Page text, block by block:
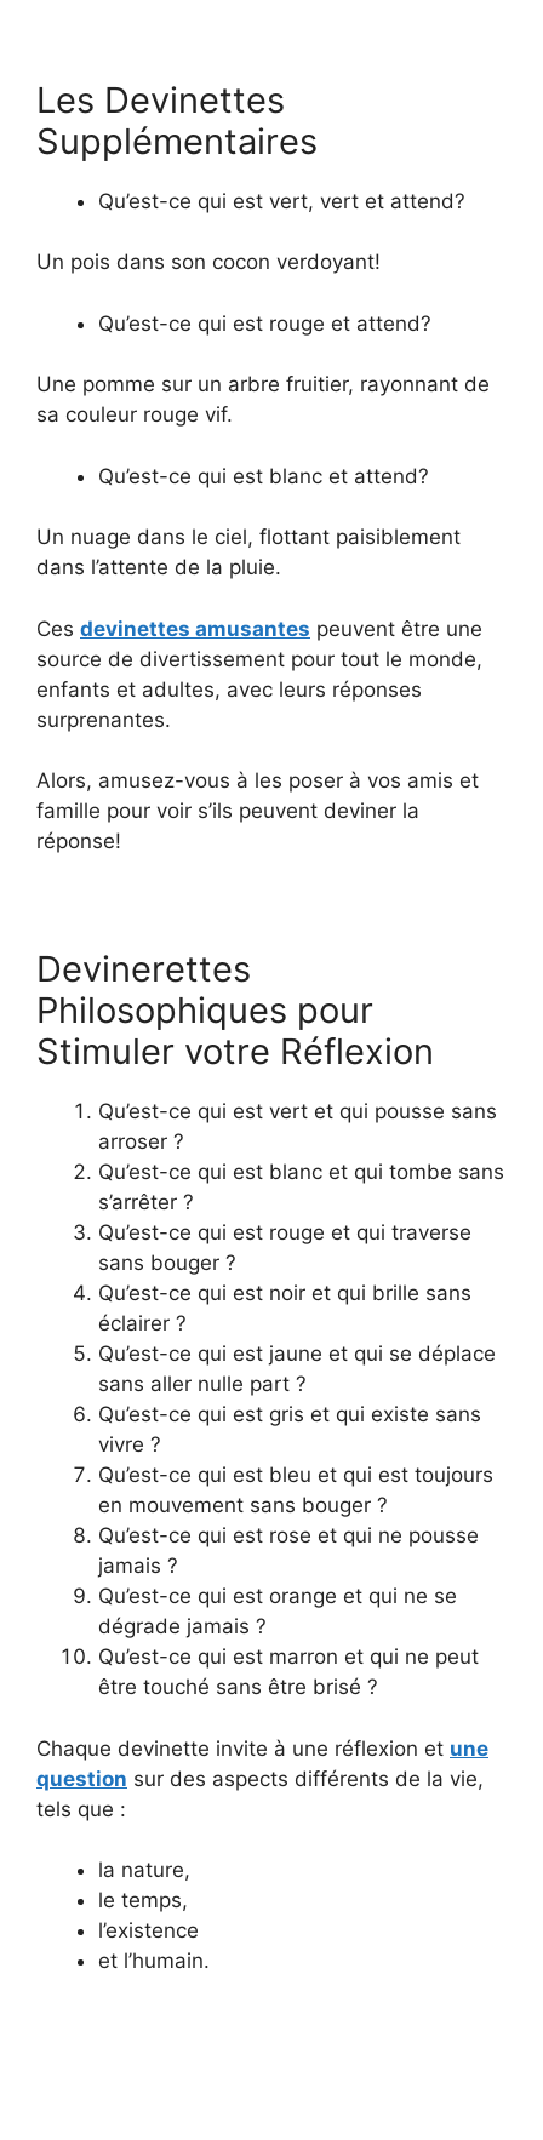
Les Devinettes
Supplémentaires
Qu’est-ce qui est vert, vert et attend?
Un pois dans son cocon verdoyant!
Qu’est-ce qui est rouge et attend?
Une pomme sur un arbre fruitier, rayonnant de
sa couleur rouge vif.
Qu’est-ce qui est blanc et attend?
Un nuage dans le ciel, flottant paisiblement
dans l’attente de la pluie.
Ces devinettes amusantes peuvent être une
source de divertissement pour tout le monde,
enfants et adultes, avec leurs réponses
surprenantes.
Alors, amusez-vous à les poser à vos amis et
famille pour voir s’ils peuvent deviner la
réponse!
Devinerettes
Philosophiques pour
Stimuler votre Réflexion
Qu’est-ce qui est vert et qui pousse sans
arroser ?
Qu’est-ce qui est blanc et qui tombe sans
s’arrêter ?
Qu’est-ce qui est rouge et qui traverse
sans bouger ?
Qu’est-ce qui est noir et qui brille sans
éclairer ?
Qu’est-ce qui est jaune et qui se déplace
sans aller nulle part ?
Qu’est-ce qui est gris et qui existe sans
vivre ?
Qu’est-ce qui est bleu et qui est toujours
en mouvement sans bouger ?
Qu’est-ce qui est rose et qui ne pousse
jamais ?
Qu’est-ce qui est orange et qui ne se
dégrade jamais ?
Qu’est-ce qui est marron et qui ne peut
être touché sans être brisé ?
Chaque devinette invite à une réflexion et une
question sur des aspects différents de la vie,
tels que :
la nature,
le temps,
l’existence
et l’humain.